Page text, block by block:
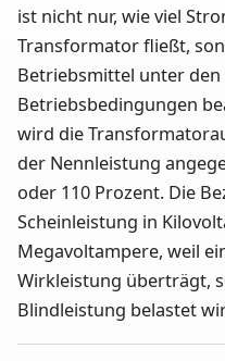
ist nicht nur, wie viel
Transformator fließt,
Betriebsmittel unter
Betriebsbedingungen
wird die
der Nennleistung
oder 110 Prozent. Die
Scheinleistung in
Megavoltampere, weil
Wirkleistung überträgt,
Blindleistung belastet